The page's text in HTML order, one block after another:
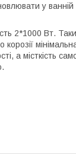
у
2*1000 Вт.
а місткість